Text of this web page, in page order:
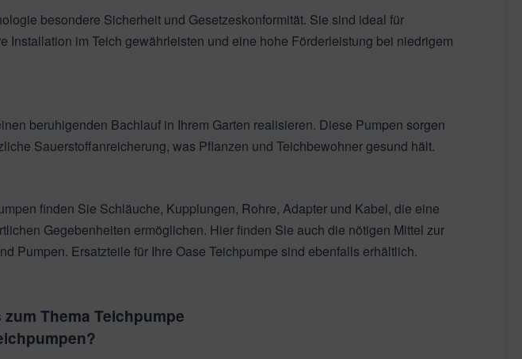
besondere Sicherheit und Gesetzeskonformität. Sie sind ideal für
Installation im Teich gewährleisten und eine hohe Förderleistung bei niedrigem
beruhigenden Bachlauf in Ihrem Garten realisieren. Diese Pumpen sorgen
Sauerstoffanreicherung, was Pflanzen und Teichbewohner gesund hält.
finden Sie Schläuche, Kupplungen, Rohre, Adapter und Kabel, die eine
Gegebenheiten ermöglichen. Hier finden Sie auch die nötigen Mittel zur
Pumpen. Ersatzteile für Ihre Oase Teichpumpe sind ebenfalls erhältlich.
Thema Teichpumpe